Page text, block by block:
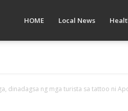
HOME Local News
dinadagsa ng mga turista sa tattoo ni